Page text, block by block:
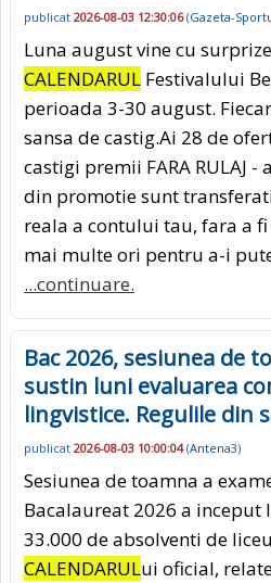
publicat 2026-08-03 12:30:06(Gazeta-
Luna august vine cu
CALENDARUL Festivalului
perioada 3-30 august.
sansa de castig.Ai 28 de
castigi premii FARA RULAJ
din promotie sunt
reala a contului tau, fara a
mai multe ori pentru a-i
...continuare.
Bac 2026, sesiunea de
sustin luni evaluarea
lingvistice. Regulile din
publicat 2026-08-03 10:00:04(Antena3)
Sesiunea de toamna a
Bacalaureat 2026 a inceput
33.000 de absolventi de
CALENDARULui oficial,